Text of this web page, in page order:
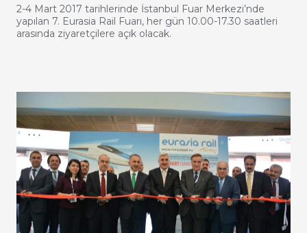
2-4 Mart 2017 tarihlerinde İstanbul Fuar Merkezi’nde
yapılan 7. Eurasia Rail Fuarı, her gün 10.00-17.30 saatleri
arasında ziyaretçilere açık olacak.